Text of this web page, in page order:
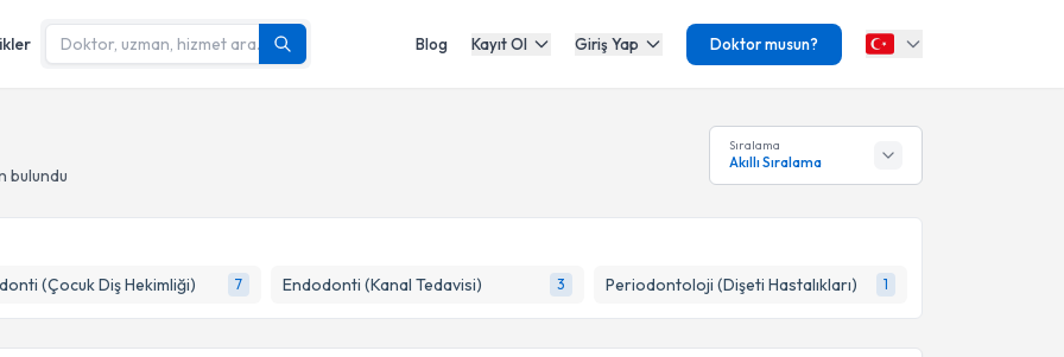
Blog Kayıt Ol Giriş Yap Doktor musun?
bulundu
Sıralama
Akıllı Sıralama
(Çocuk Diş Hekimliği) 7 Endodonti (Kanal Tedavisi) 3 Periodontoloji (Dişeti Hastalıkları) 1